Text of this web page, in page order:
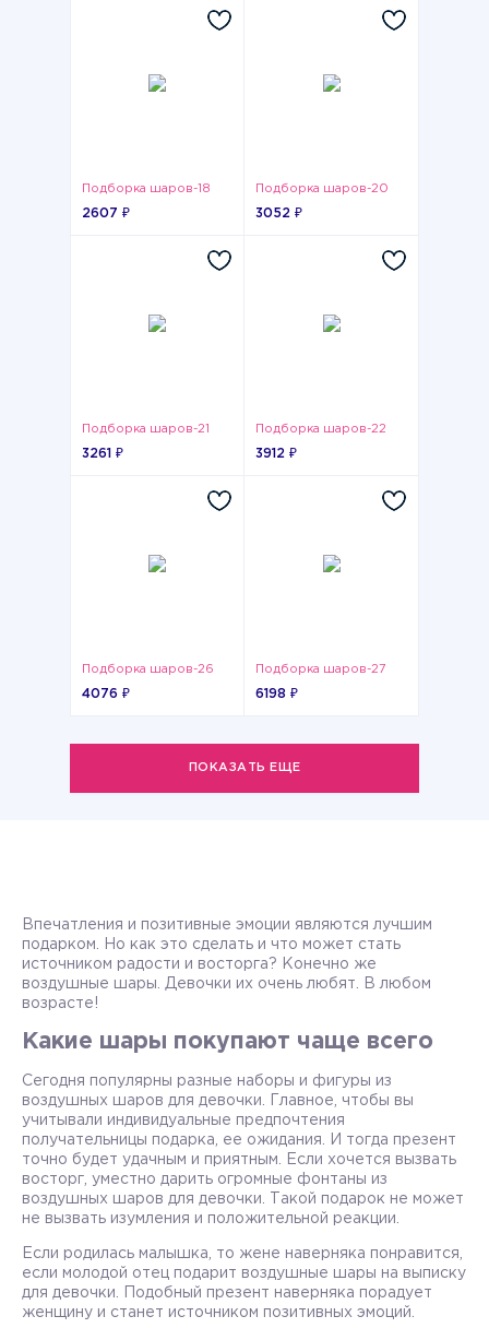
Подборка шаров-18
2607 ₽
Подборка шаров-20
3052 ₽
Подборка шаров-21
3261 ₽
Подборка шаров-22
3912 ₽
Подборка шаров-26
4076 ₽
Подборка шаров-27
6198 ₽
ПОКАЗАТЬ ЕЩЕ
Впечатления и позитивные эмоции являются лучшим
подарком. Но как это сделать и что может стать
источником радости и восторга? Конечно же
воздушные шары. Девочки их очень любят. В любом
возрасте!
Какие шары покупают чаще всего
Сегодня популярны разные наборы и фигуры из
воздушных шаров для девочки. Главное, чтобы вы
учитывали индивидуальные предпочтения
получательницы подарка, ее ожидания. И тогда презент
точно будет удачным и приятным. Если хочется вызвать
восторг, уместно дарить огромные фонтаны из
воздушных шаров для девочки. Такой подарок не может
не вызвать изумления и положительной реакции.
Если родилась малышка, то жене наверняка понравится,
если молодой отец подарит воздушные шары на выписку
для девочки. Подобный презент наверняка порадует
женщину и станет источником позитивных эмоций.